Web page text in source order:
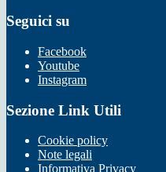
Seguici su
Facebook
Youtube
Instagram
Sezione Link Utili
Cookie policy
Note legali
Informativa Privacy